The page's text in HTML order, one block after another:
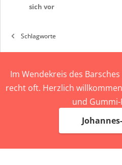
sich vor
Schlagworte
Im Wendekreis des
recht oft. Herzlich
und Gummi-